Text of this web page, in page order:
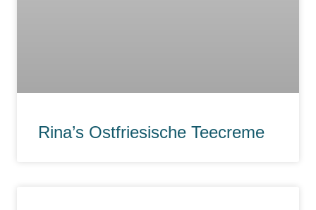
Rina’s Ostfriesische Teecreme